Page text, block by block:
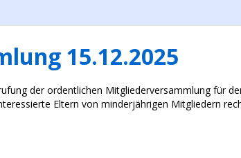
15.12.2025
der ordentlichen Mitgliederversammlung für
Eltern von minderjährigen Mitgliedern